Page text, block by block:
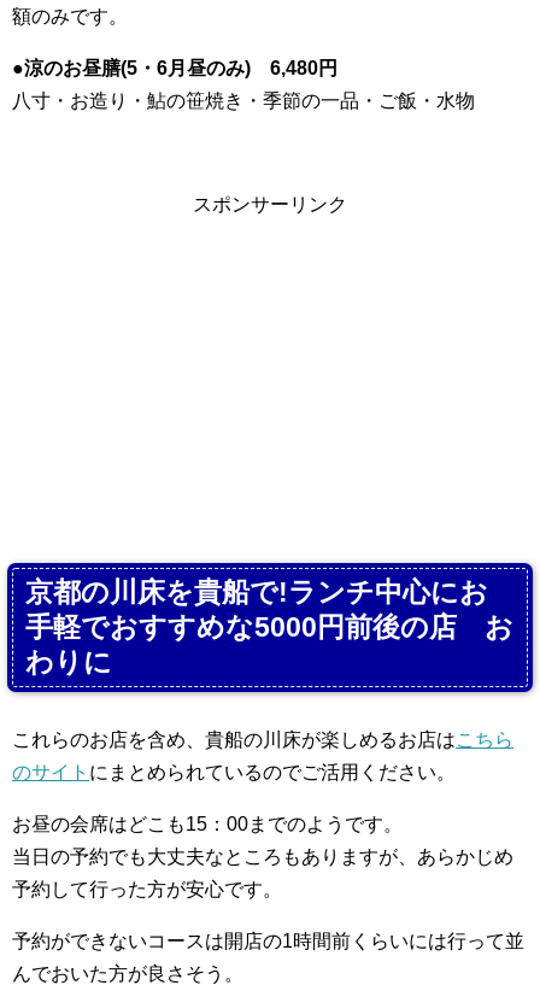
額のみです。
●涼のお昼膳(5・6月昼のみ) 6,480円
八寸・お造り・鮎の笹焼き・季節の一品・ご飯・水物
スポンサーリンク
京都の川床を貴船で!ランチ中心にお
手軽でおすすめな5000円前後の店 お
わりに
これらのお店を含め、貴船の川床が楽しめるお店はこちら
のサイト にまとめられているのでご活用ください。
お昼の会席はどこも15：00までのようです。
当日の予約でも大丈夫なところもありますが、あらかじめ
予約して行った方が安心です。
予約ができないコースは開店の1時間前くらいには行って並
んでおいた方が良さそう。